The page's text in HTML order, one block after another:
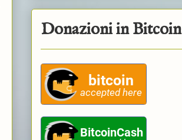
Donazioni in Bitcoin